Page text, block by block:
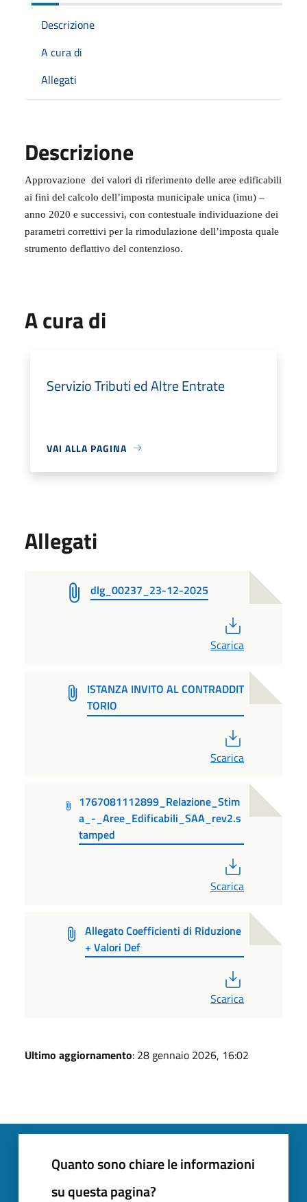
Descrizione
A cura di
Allegati
Descrizione
Approvazione dei valori di riferimento delle aree edificabili
ai fini del calcolo dell’imposta municipale unica (imu) –
anno 2020 e successivi, con contestuale individuazione dei
parametri correttivi per la rimodulazione dell’imposta quale
strumento deflattivo del contenzioso.
A cura di
Servizio Tributi ed Altre Entrate
VAI ALLA PAGINA
Allegati
dlg_00237_23-12-2025
Scarica
ISTANZA INVITO AL CONTRADDIT
TORIO
Scarica
1767081112899_Relazione_Stim
a_-_Aree_Edificabili_SAA_rev2.s
tamped
Scarica
Allegato Coefficienti di Riduzione
+ Valori Def
Scarica
Ultimo aggiornamento: 28 gennaio 2026, 16:02
Quanto sono chiare le informazioni
su questa pagina?